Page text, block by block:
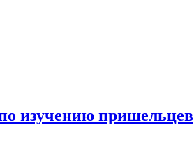
изучению пришельцев